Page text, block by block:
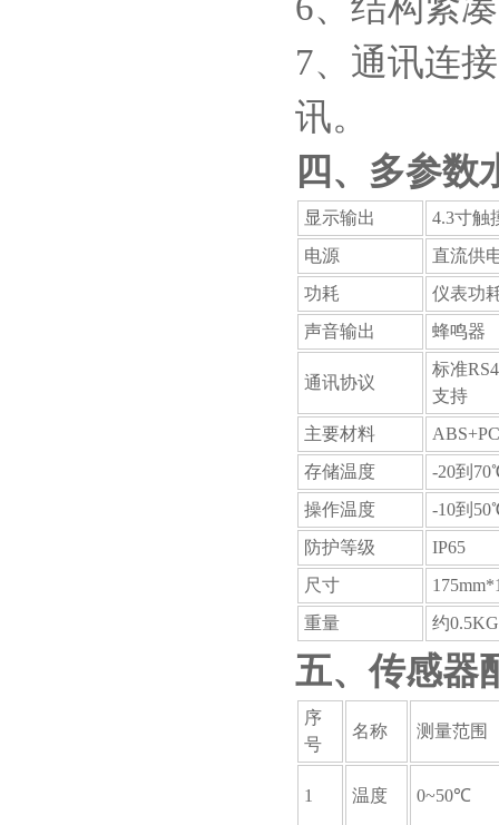
7、通讯连
讯。
四、多参数
显示输出
4.3寸触
电源
直流供
功耗
仪表功
声音输出
蜂鸣器
通讯协议
标准
支持
主要材料
存储温度
-20到
操作温度
-10到
防护等级
IP65
尺寸
重量
约0.5KG
五、传感器
序
号
名称 测量范围
1 温度 0~50℃